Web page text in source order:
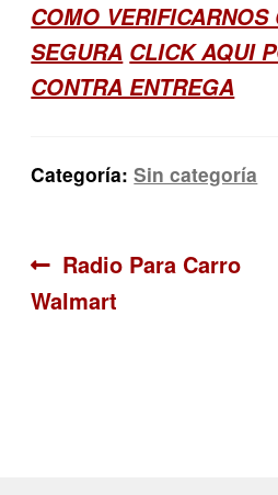
COMO
SEGURA CLICK AQUI
CONTRA ENTREGA
Categoría:Sin categoría
Navegación
de
Anterior:
Radio Para Carro
Walmart